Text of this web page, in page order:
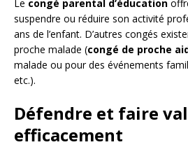
Le congé parental d’éducation
suspendre ou réduire son activité
ans de l’enfant. D’autres congés
proche malade (congé de proche
malade ou pour des événements
etc.).
Défendre et faire
efficacement